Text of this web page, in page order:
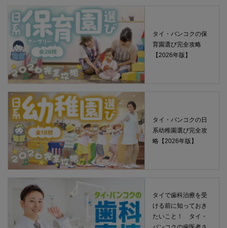
タイ・バンコクの保
育園選び完全攻略
【2026年版】
タイ・バンコクの日
系幼稚園選び完全攻
略【2026年版】
タイで歯科治療を受
ける前に知っておき
たいこと！ タイ・